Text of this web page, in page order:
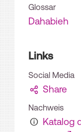
Glossar
Dahabieh
Links
Social Media
Share
Nachweis
Katalog